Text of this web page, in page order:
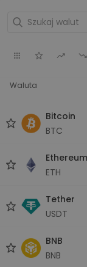
Waluta
Bitcoin
BTC
Ethereum
ETH
Tether
USDT
BNB
BNB